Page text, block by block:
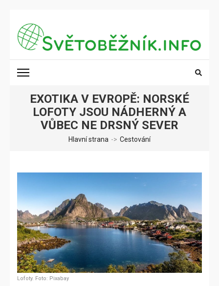
obsah
(stiskněte
Enter)
SVĚTOBĚŽNÍK.INFO
EXOTIKA V EVROPĚ: NORSKÉ
LOFOTY JSOU NÁDHERNÝ A
VŮBEC NE DRSNÝ SEVER
Hlavní strana -> Cestování
Lofoty. Foto: Pixabay